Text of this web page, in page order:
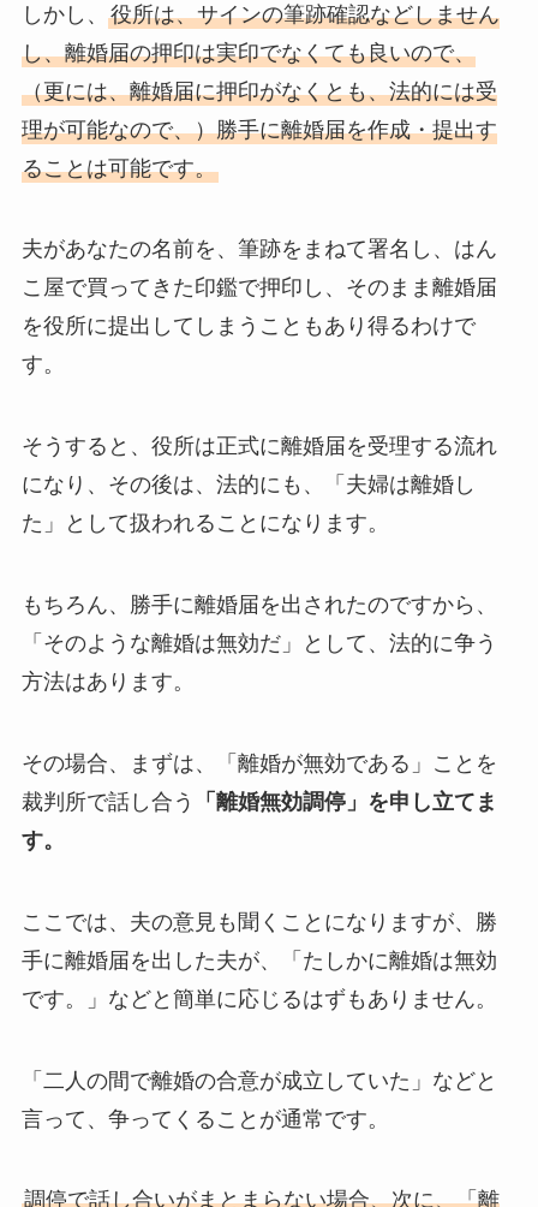
しかし、 役所は、サインの筆跡確認などしません
し、離婚届の押印は実印でなくても良いので、
（更には、離婚届に押印がなくとも、法的には受
理が可能なので、）勝手に離婚届を作成・提出す
ることは可能です。
夫があなたの名前を、筆跡をまねて署名し、はん
こ屋で買ってきた印鑑で押印し、そのまま離婚届
を役所に提出してしまうこともあり得るわけで
す。
そうすると、役所は正式に離婚届を受理する流れ
になり、その後は、法的にも、「夫婦は離婚し
た」として扱われることになります。
もちろん、勝手に離婚届を出されたのですから、
「そのような離婚は無効だ」として、法的に争う
方法はあります。
その場合、まずは、「離婚が無効である」ことを
裁判所で話し合う
「離婚無効調停」を申し立てま
す。
ここでは、夫の意見も聞くことになりますが、勝
手に離婚届を出した夫が、「たしかに離婚は無効
です。」などと簡単に応じるはずもありません。
「二人の間で離婚の合意が成立していた」などと
言って、争ってくることが通常です。
調停で話し合いがまとまらない場合、次に、「離